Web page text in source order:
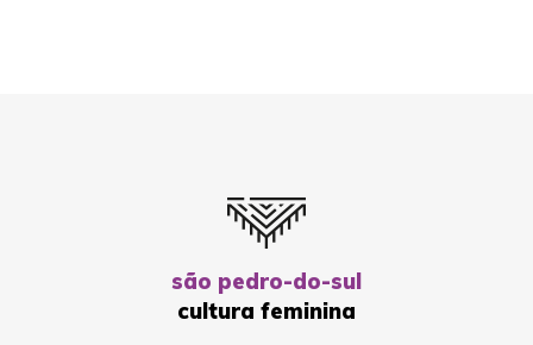
são pedro-do-sul
cultura feminina